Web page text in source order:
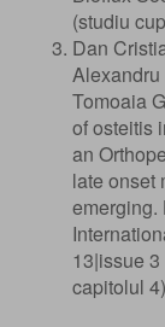
(studiu
Dan
Tomoaia
of osteitis
an
late onset
emerging.
13|issue
capitolul